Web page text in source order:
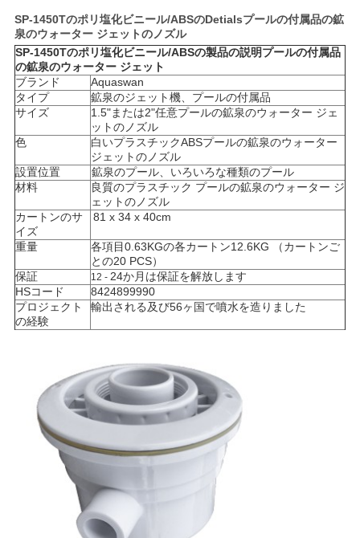
な
さ
い
NEWS
地
図
PRIVACY
POLICY
SP-1450Tのポリ塩化ビニール/ABSのDetialsプールの付属品の鉱
泉のウォーター ジェットのノズル
SP-1450Tのポリ塩化ビニール/ABSの製品の説明プールの付属品
の鉱泉のウォーター ジェット
ブランド
Aquaswan
タイプ
鉱泉のジェット機、プールの付属品
サイズ
1.5"または2"任意プールの鉱泉のウォーター ジェ
ットのノズル
色
白いプラスチックABSプールの鉱泉のウォーター
ジェットのノズル
設置位置
鉱泉のプール、いろいろな種類のプール
材料
良質のプラスチック プールの鉱泉のウォーター ジ
ェットのノズル
カートンのサ
イズ
81 x 34 x 40cm
重量
各項目0.63KGの各カートン12.6KG （カートンご
との20 PCS）
保証
12 - 24か月は保証を解放します
HSコード
8424899990
プロジェクト
の経験
輸出される及び56ヶ国で噴水を造りました